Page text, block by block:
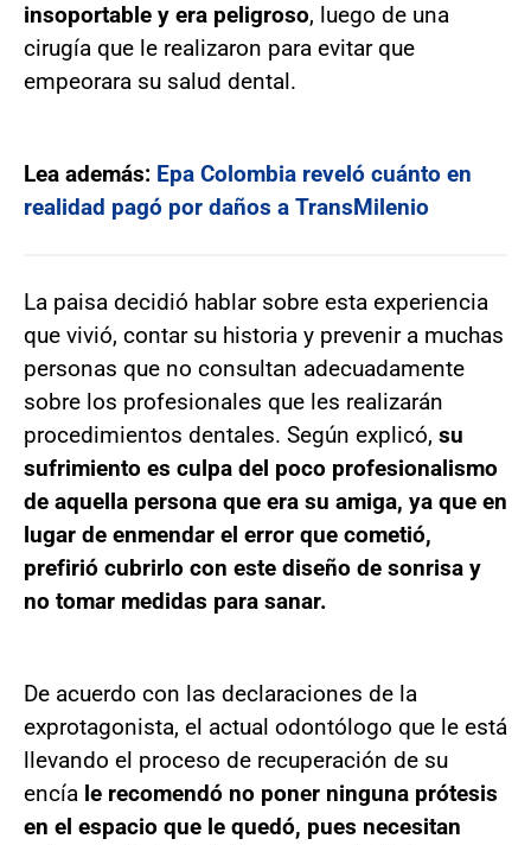
insoportable y era peligroso, luego de una
cirugía que le realizaron para evitar que
empeorara su salud dental.
Lea además: Epa Colombia reveló cuánto en
realidad pagó por daños a TransMilenio
La paisa decidió hablar sobre esta experiencia
que vivió, contar su historia y prevenir a muchas
personas que no consultan adecuadamente
sobre los profesionales que les realizarán
procedimientos dentales. Según explicó, su
sufrimiento es culpa del poco profesionalismo
de aquella persona que era su amiga, ya que en
lugar de enmendar el error que cometió,
prefirió cubrirlo con este diseño de sonrisa y
no tomar medidas para sanar.
De acuerdo con las declaraciones de la
exprotagonista, el actual odontólogo que le está
llevando el proceso de recuperación de su
encía le recomendó no poner ninguna prótesis
en el espacio que le quedó, pues necesitan